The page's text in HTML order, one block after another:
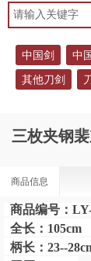
中国剑 中
其他刀剑
三枚夹钢
商品信息
商品编号：
全长： 105cm
柄长： 23--